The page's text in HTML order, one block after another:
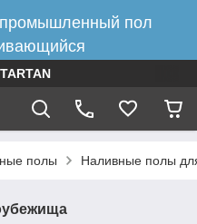
пол
полы Наливные полы